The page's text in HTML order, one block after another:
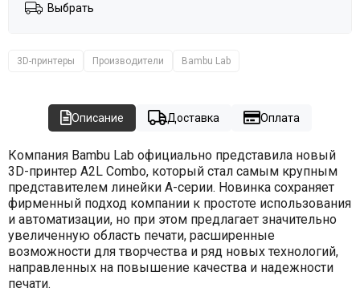
Выбрать
3D-принтеры Производители Bambu Lab
Описание Доставка Оплата
Компания Bambu Lab официально представила новый
3D-принтер A2L Combo, который стал самым крупным
представителем линейки A-серии. Новинка сохраняет
фирменный подход компании к простоте использования
и автоматизации, но при этом предлагает значительно
увеличенную область печати, расширенные
возможности для творчества и ряд новых технологий,
направленных на повышение качества и надежности
печати.